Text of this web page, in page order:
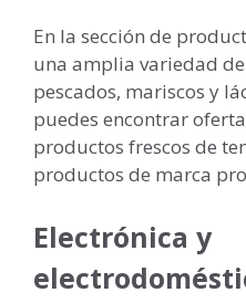
En la sección de
una amplia variedad
pescados, mariscos y
puedes encontrar
productos frescos de
productos de marca
Electrónica y